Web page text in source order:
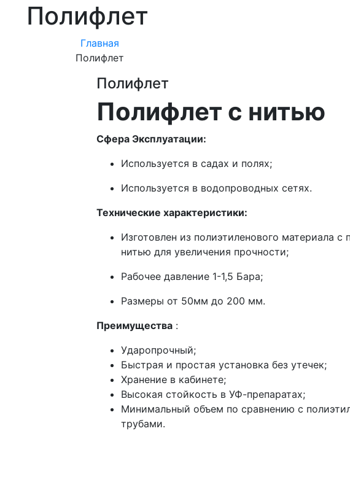
Полифлет
Главная
Полифлет
Полифлет
Полифлет с нитью
Сфера Эксплуатации:
Используется в садах и полях;
Используется в водопроводных сетях.
Технические характеристики:
Изготовлен из полиэтиленового материала с
нитью для увеличения прочности;
Рабочее давление 1-1,5 Бара;
Размеры от 50мм до 200 мм.
Преимущества :
Ударопрочный;
Быстрая и простая установка без утечек;
Хранение в кабинете;
Высокая стойкость в УФ-препаратах;
Минимальный объем по сравнению с
трубами.